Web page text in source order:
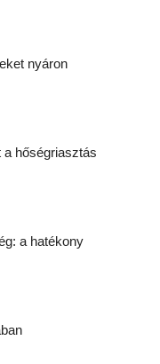
nyáron
hőségriasztás
a hatékony